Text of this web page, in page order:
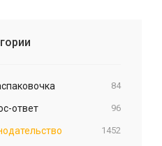
84
ответ 96
1452